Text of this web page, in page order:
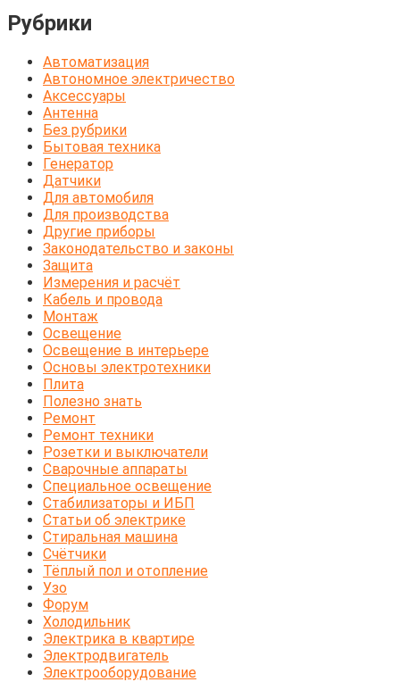
Рубрики
Автоматизация
Автономное электричество
Аксессуары
Антенна
Без рубрики
Бытовая техника
Генератор
Датчики
Для автомобиля
Для производства
Другие приборы
Законодательство и законы
Защита
Измерения и расчёт
Кабель и провода
Монтаж
Освещение
Освещение в интерьере
Основы электротехники
Плита
Полезно знать
Ремонт
Ремонт техники
Розетки и выключатели
Сварочные аппараты
Специальное освещение
Стабилизаторы и ИБП
Статьи об электрике
Стиральная машина
Счётчики
Тёплый пол и отопление
Узо
Форум
Холодильник
Электрика в квартире
Электродвигатель
Электрооборудование